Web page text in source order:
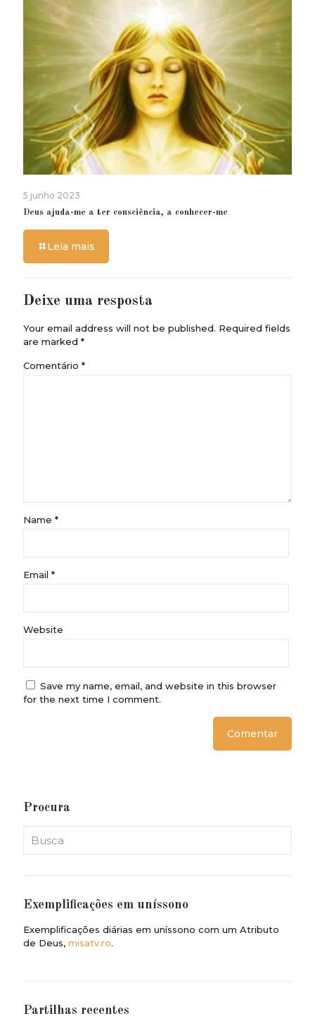
5 junho 2023
Deus ajuda-me a ter consciência, a conhecer-me
Leia mais
Deixe uma resposta
Your email address will not be published. Required fields
are marked *
Comentário *
Name *
Email *
Website
Save my name, email, and website in this browser
for the next time I comment.
Procura
Exemplificações em uníssono
Exemplificações diárias em uníssono com um Atributo
de Deus, misatv.ro.
Partilhas recentes